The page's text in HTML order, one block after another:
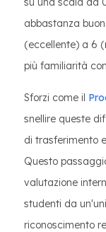
abbastanza
(eccellente) a 6
più familiarità
Sforzi come il
snellire queste
di trasferimento
Questo
valutazione
studenti da
riconoscimento